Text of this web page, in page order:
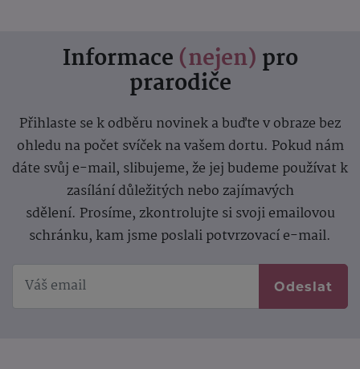
Informace (nejen) pro
prarodiče
Přihlaste se k odběru novinek a buďte v obraze bez
ohledu na počet svíček na vašem dortu. Pokud nám
dáte svůj e-mail, slibujeme, že jej budeme používat k
zasílání důležitých nebo zajímavých
sdělení. Prosíme, zkontrolujte si svoji emailovou
schránku, kam jsme poslali potvrzovací e-mail.
Odeslat